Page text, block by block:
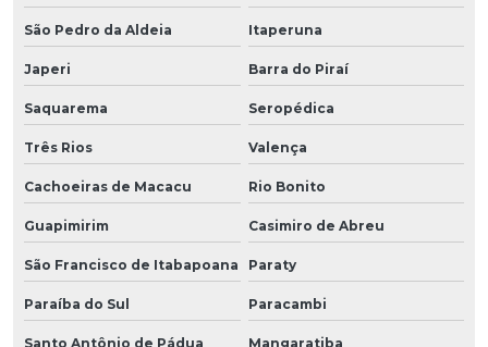
São Pedro da Aldeia Itaperuna
Japeri Barra do Piraí
Saquarema Seropédica
Três Rios Valença
Cachoeiras de Macacu Rio Bonito
Guapimirim Casimiro de Abreu
São Francisco de Itabapoana Paraty
Paraíba do Sul Paracambi
Santo Antônio de Pádua Mangaratiba